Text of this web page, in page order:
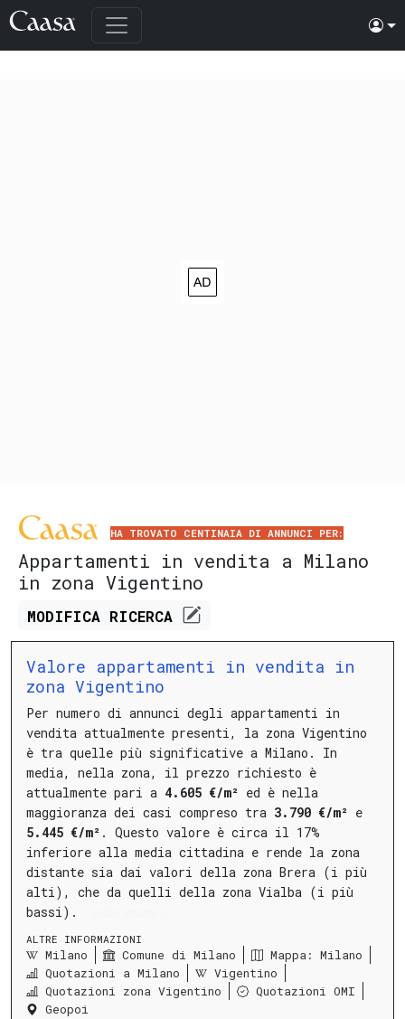
HA TROVATO CENTINAIA DI ANNUNCI PER:
Appartamenti in vendita a Milano
in zona Vigentino
MODIFICA RICERCA
Valore appartamenti in vendita in
zona Vigentino
Per numero di annunci degli appartamenti in
vendita attualmente presenti, la zona Vigentino
è tra quelle più significative a Milano.
In
media, nella zona, il prezzo richiesto è
attualmente pari a 4.605 €/m² ed è nella
maggioranza dei casi compreso tra 3.790 €/m² e
5.445 €/m² . Questo valore è circa il 17%
inferiore alla media cittadina e rende la zona
distante sia dai valori della zona Brera (i più
alti), che da quelli della zona Vialba (i più
bassi).
ALTRE INFORMAZIONI
Milano Comune di Milano
Mappa: Milano
Quotazioni a Milano
Vigentino
Quotazioni zona Vigentino
Quotazioni OMI
Geopoi